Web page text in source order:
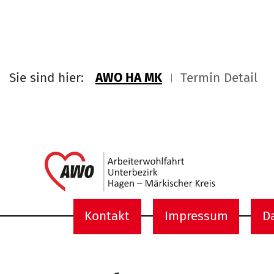
Sie sind hier: AWO HA MK Termin Detail
Service
Kontakt Impressum